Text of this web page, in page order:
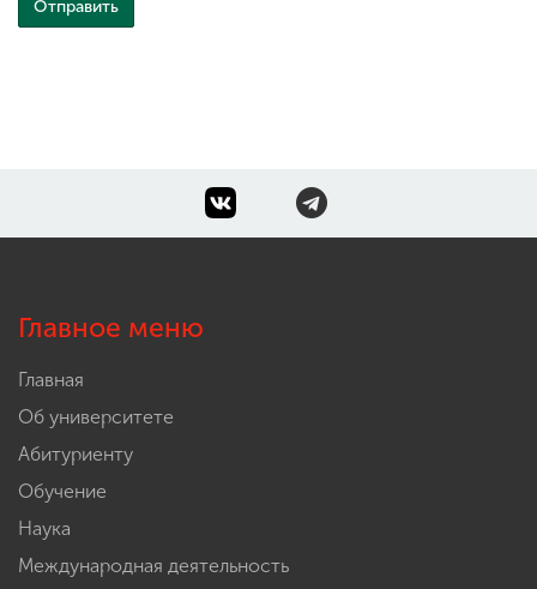
Главное меню
Главная
Об университете
Абитуриенту
Обучение
Наука
Международная деятельность